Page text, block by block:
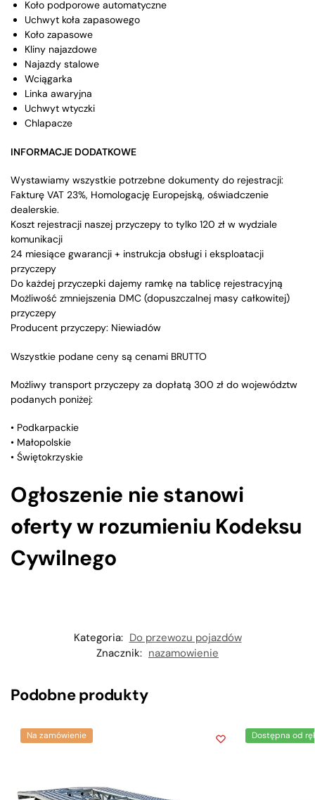
Koło podporowe automatyczne
Uchwyt koła zapasowego
Koło zapasowe
Kliny najazdowe
Najazdy stalowe
Wciągarka
Linka awaryjna
Uchwyt wtyczki
Chlapacze
INFORMACJE DODATKOWE
Wystawiamy wszystkie potrzebne dokumenty do rejestracji:
Fakturę VAT 23%, Homologację Europejską, oświadczenie
dealerskie.
Koszt rejestracji naszej przyczepy to tylko 120 zł w wydziale
komunikacji
24 miesiące gwarancji + instrukcja obsługi i eksploatacji
przyczepy
Do każdej przyczepki dajemy ramkę na tablicę rejestracyjną
Możliwość zmniejszenia DMC (dopuszczalnej masy całkowitej)
przyczepy
Producent przyczepy: Niewiadów
Wszystkie podane ceny są cenami BRUTTO
Możliwy transport przyczepy za dopłatą 300 zł do województw
podanych poniżej:
• Podkarpackie
• Małopolskie
• Świętokrzyskie
Ogłoszenie nie stanowi
oferty w rozumieniu Kodeksu
Cywilnego
Kategoria: Do przewozu pojazdów
Znacznik: nazamowienie
Podobne produkty
Na zamówienie Dostępna od